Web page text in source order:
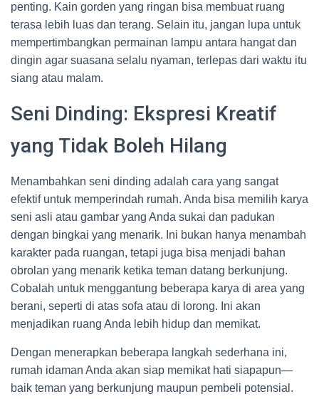
penting. Kain gorden yang ringan bisa membuat ruang
terasa lebih luas dan terang. Selain itu, jangan lupa untuk
mempertimbangkan permainan lampu antara hangat dan
dingin agar suasana selalu nyaman, terlepas dari waktu itu
siang atau malam.
Seni Dinding: Ekspresi Kreatif
yang Tidak Boleh Hilang
Menambahkan seni dinding adalah cara yang sangat
efektif untuk memperindah rumah. Anda bisa memilih karya
seni asli atau gambar yang Anda sukai dan padukan
dengan bingkai yang menarik. Ini bukan hanya menambah
karakter pada ruangan, tetapi juga bisa menjadi bahan
obrolan yang menarik ketika teman datang berkunjung.
Cobalah untuk menggantung beberapa karya di area yang
berani, seperti di atas sofa atau di lorong. Ini akan
menjadikan ruang Anda lebih hidup dan memikat.
Dengan menerapkan beberapa langkah sederhana ini,
rumah idaman Anda akan siap memikat hati siapapun—
baik teman yang berkunjung maupun pembeli potensial.